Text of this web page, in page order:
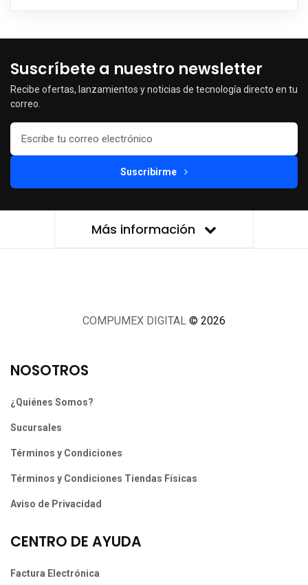
Suscríbete a nuestro newsletter
Recibe ofertas, lanzamientos y noticias de tecnología directo en tu
correo.
Suscribirme
Más información
COMPUMEX DIGITAL © 2026
NOSOTROS
¿Quiénes Somos?
Sucursales
Términos y Condiciones
Términos y Condiciones Tiendas Físicas
Aviso de Privacidad
CENTRO DE AYUDA
Factura Electrónica